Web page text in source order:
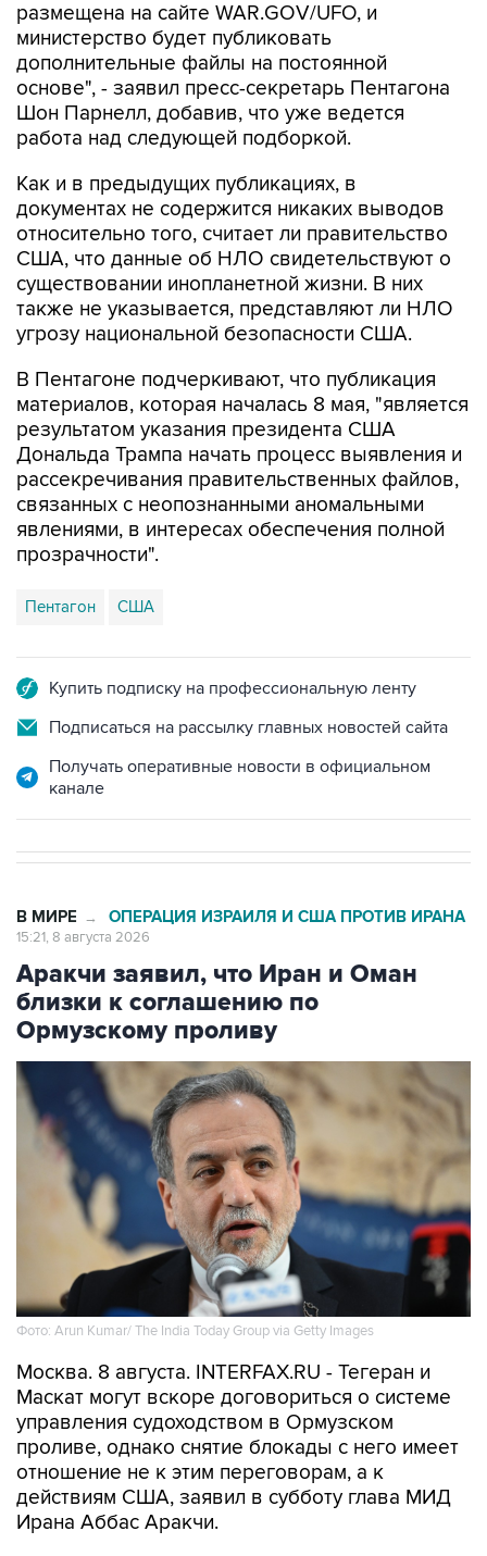
размещена на сайте WAR.GOV/UFO, и
министерство будет публиковать
дополнительные файлы на постоянной
основе", - заявил пресс-секретарь Пентагона
Шон Парнелл, добавив, что уже ведется
работа над следующей подборкой.
Как и в предыдущих публикациях, в
документах не содержится никаких выводов
относительно того, считает ли правительство
США, что данные об НЛО свидетельствуют о
существовании инопланетной жизни. В них
также не указывается, представляют ли НЛО
угрозу национальной безопасности США.
В Пентагоне подчеркивают, что публикация
материалов, которая началась 8 мая, "является
результатом указания президента США
Дональда Трампа начать процесс выявления и
рассекречивания правительственных файлов,
связанных с неопознанными аномальными
явлениями, в интересах обеспечения полной
прозрачности".
Пентагон США
Купить подписку на профессиональную ленту
Подписаться на рассылку главных новостей сайта
Получать оперативные новости в официальном
канале
В МИРЕ → ОПЕРАЦИЯ ИЗРАИЛЯ И США ПРОТИВ ИРАНА
15:21, 8 августа 2026
Аракчи заявил, что Иран и Оман
близки к соглашению по
Ормузскому проливу
Фото: Arun Kumar/ The India Today Group via Getty Images
Москва. 8 августа. INTERFAX.RU - Тегеран и
Маскат могут вскоре договориться о системе
управления судоходством в Ормузском
проливе, однако снятие блокады с него имеет
отношение не к этим переговорам, а к
действиям США, заявил в субботу глава МИД
Ирана Аббас Аракчи.